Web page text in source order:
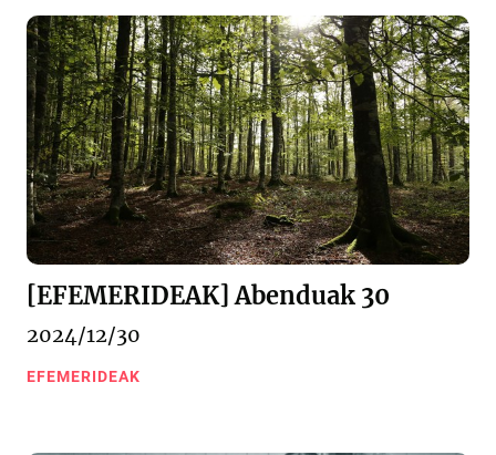
[EFEMERIDEAK] Abenduak 30
2024/12/30
EFEMERIDEAK